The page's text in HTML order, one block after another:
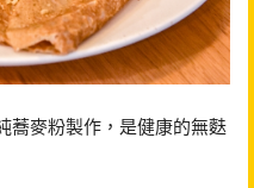
蕎麥粉製作，是健康的無麩